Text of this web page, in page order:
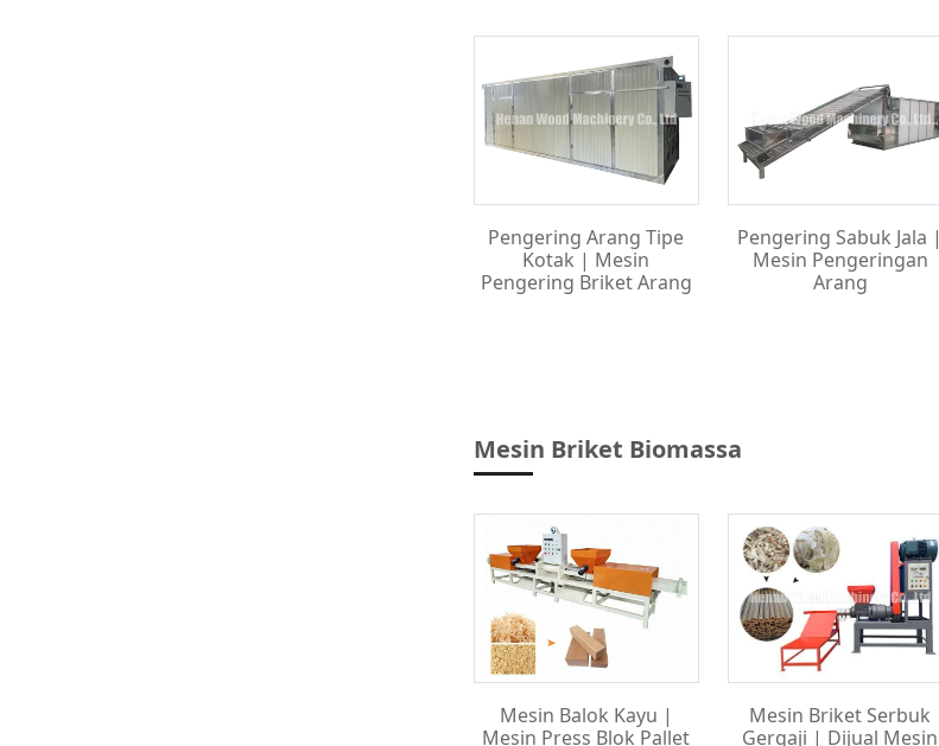
Pengering Arang Tipe
Kotak | Mesin
Pengering Briket Arang
Pengering Sabuk Jala |
Mesin Pengeringan
Arang
Mesin Briket Biomassa
Mesin Balok Kayu |
Mesin Press Blok Pallet
Mesin Briket Serbuk
Gergaji | Dijual Mesin